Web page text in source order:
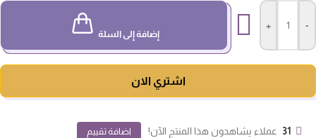
إضافة إلى السلة
اشتري الان
31 عملاء يشاهدون هذا المنتج الآن! اضافة تقييم